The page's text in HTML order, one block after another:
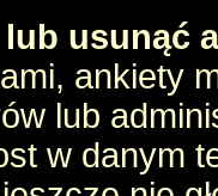
usunąć
ankiety
lub
w danym